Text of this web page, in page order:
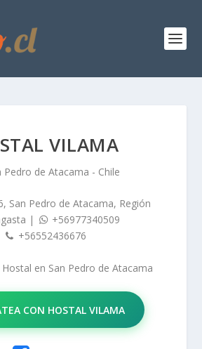
VILAMA
Pedro de Atacama - Chile
San Pedro de Atacama, Región
|
+56977340509
+56552436676
en San Pedro de Atacama
CON HOSTAL VILAMA